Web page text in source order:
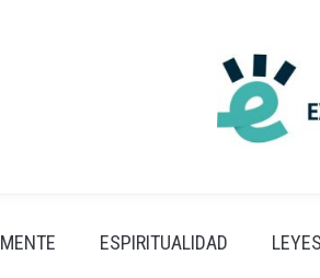
MENTE ESPIRITUALIDAD